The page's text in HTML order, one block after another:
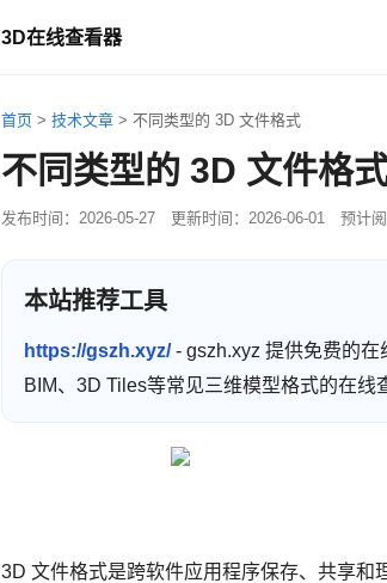
3D在线查看器
首页 > 技术文章 > 不同类型的 3D 文件格式
不同类型的 3D 文件格
发布时间： 2026-05-27 更新时间： 2026-06-01 预计阅
本站推荐工具
https://gszh.xyz/- gszh.xyz 提供免费的在
BIM、3D Tiles等常见三维模型格式的在线
3D 文件格式是跨软件应用程序保存、共享和